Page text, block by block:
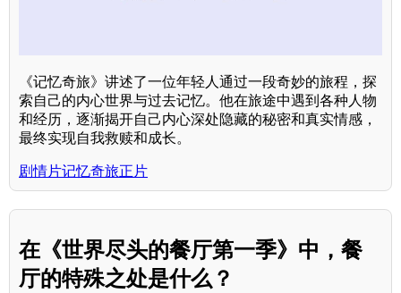
《记忆奇旅》讲述了一位年轻人通过一段奇妙的旅程，探
索自己的内心世界与过去记忆。他在旅途中遇到各种人物
和经历，逐渐揭开自己内心深处隐藏的秘密和真实情感，
最终实现自我救赎和成长。
剧情片记忆奇旅正片
在《世界尽头的餐厅第一季》中，餐
厅的特殊之处是什么？